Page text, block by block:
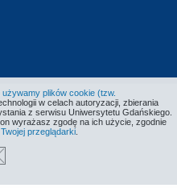
używamy plików cookie (tzw.
w celach autoryzacji, zbierania
z serwisu Uniwersytetu Gdańskiego.
wyrażasz zgodę na ich użycie, zgodnie
przeglądarki